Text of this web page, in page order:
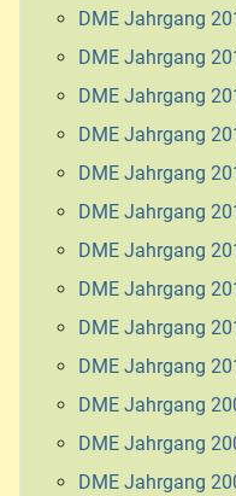
DME Jahrgang
DME Jahrgang
DME Jahrgang
DME Jahrgang
DME Jahrgang
DME Jahrgang
DME Jahrgang
DME Jahrgang
DME Jahrgang
DME Jahrgang
DME Jahrgang
DME Jahrgang
DME Jahrgang